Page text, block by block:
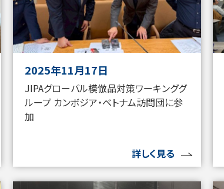
2025年11月17日
JIPAグローバル模倣品対策ワーキンググ
ループ カンボジア・ベトナム訪問団に参
加
詳しく見る